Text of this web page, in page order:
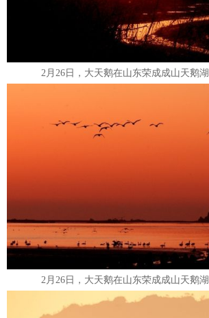
2月26日，大天鹅在山东荣成成山天鹅湖
2月26日，大天鹅在山东荣成成山天鹅湖